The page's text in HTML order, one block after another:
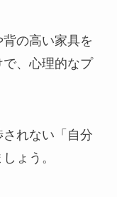
の高い家具を
、心理的なプ
れない「自分
ょう。